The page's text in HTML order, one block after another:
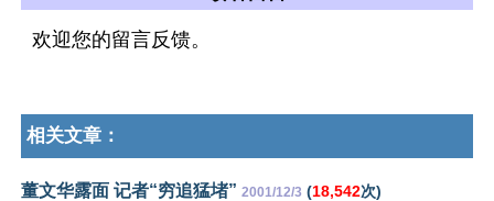
欢迎您的留言反馈。
相关文章：
董文华露面 记者“穷追猛堵” 2001/12/3 (18,542次)